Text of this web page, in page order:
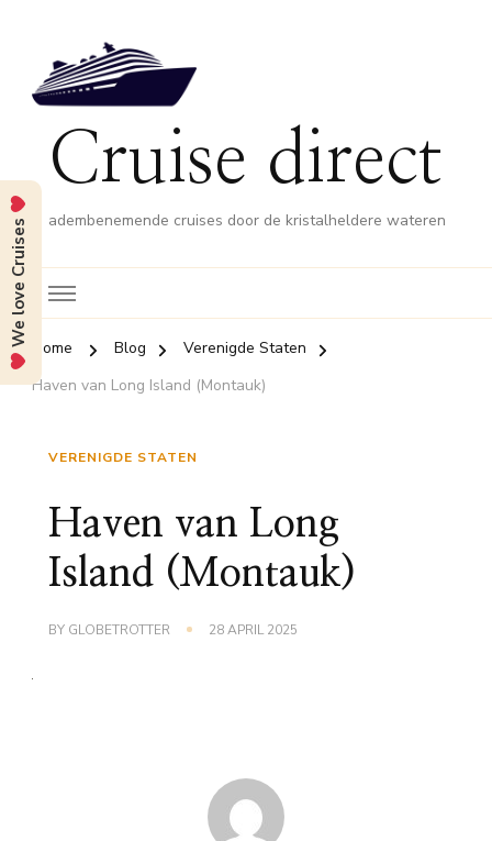
Cruise direct
adembenemende cruises door de kristalheldere wateren
Home Blog
Verenigde Staten
Haven van Long Island (Montauk)
VERENIGDE STATEN
Haven van Long
Island (Montauk)
BY GLOBETROTTER 28 APRIL 2025
We love Cruises